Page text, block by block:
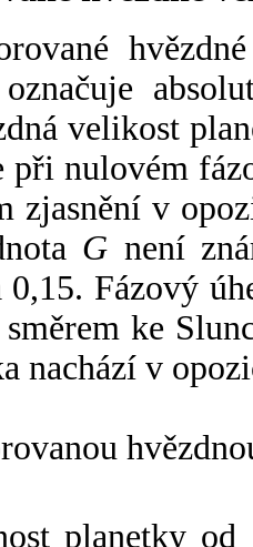
velikost
při nulovém
zjasnění v
G není
0,15. Fázový
ke
nachází v
planetky od